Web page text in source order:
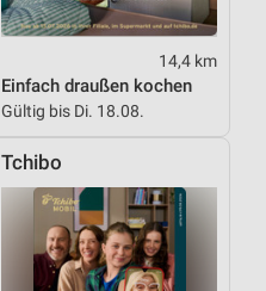
14,4 km
Einfach draußen kochen
Gültig bis Di. 18.08.
Tchibo